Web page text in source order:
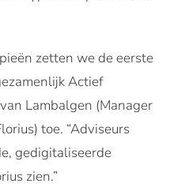
zetten we de eerste
Actief
Lambalgen (Manager
toe. “Adviseurs
gedigitaliseerde
zien.”